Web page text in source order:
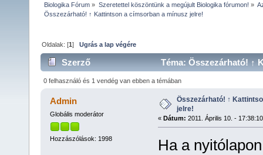
Biologika Fórum » Szeretettel köszöntünk a megújult Biologika fórumon! »
Összezárható! ↑ Kattintson a címsorban a mínusz jelre!
Oldalak: [1]Ugrás a lap végére
Szerző
Téma: Összezárható! ↑
alkalommal)
0 felhasználó és 1 vendég van ebben a témában
Admin
Globális moderátor
Hozzászólások: 1998
Összezárható! ↑
jelre!
« Dátum: 2011. Április 10. -
Ha a